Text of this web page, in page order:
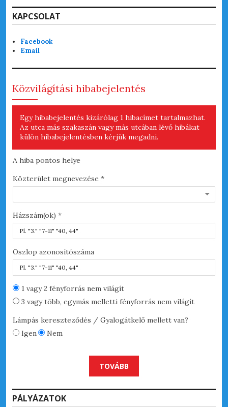
KAPCSOLAT
Facebook
Email
Közvilágítási hibabejelentés
Egy hibabejelentés kizárólag 1 hibacímet tartalmazhat.
Az utca más szakaszán vagy más utcában lévő hibákat
külön hibabejelentésben kérjük megadni.
A hiba pontos helye
Közterület megnevezése *
Házszám(ok) *
Oszlop azonosítószáma
1 vagy 2 fényforrás nem világít
3 vagy több, egymás melletti fényforrás nem világít
Lámpás kereszteződés / Gyalogátkelő mellett van?
Igen
Nem
TOVÁBB
PÁLYÁZATOK